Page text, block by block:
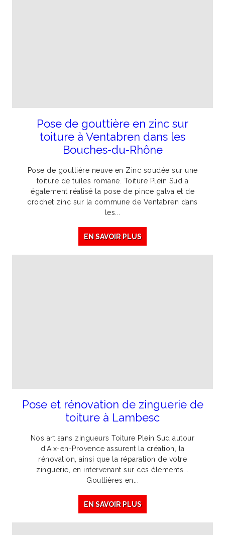
Pose de gouttière en zinc sur
toiture à Ventabren dans les
Bouches-du-Rhône
Pose de gouttière neuve en Zinc soudée sur une
toiture de tuiles romane. Toiture Plein Sud a
également réalisé la pose de pince galva et de
crochet zinc sur la commune de Ventabren dans
les...
EN SAVOIR PLUS
Pose et rénovation de zinguerie de
toiture à Lambesc
Nos artisans zingueurs Toiture Plein Sud autour
d'Aix-en-Provence assurent la création, la
rénovation, ainsi que la réparation de votre
zinguerie, en intervenant sur ces éléments...
Gouttières en...
EN SAVOIR PLUS